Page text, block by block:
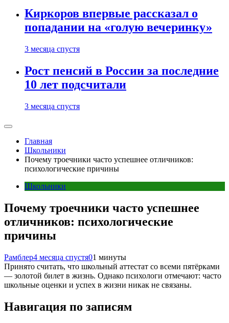
Киркоров впервые рассказал о
попадании на «голую вечеринку»
3 месяца спустя
Рост пенсий в России за последние
10 лет подсчитали
3 месяца спустя
Главная
Школьники
Почему троечники часто успешнее отличников:
психологические причины
Школьники
Почему троечники часто успешнее
отличников: психологические
причины
Рамблер4 месяца спустя01 минуты
Принято считать, что школьный аттестат со всеми пятёрками
— золотой билет в жизнь. Однако психологи отмечают: часто
школьные оценки и успех в жизни никак не связаны.
Навигация по записям